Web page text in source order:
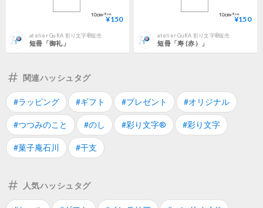
¥150
atelier GuRA 彩り文字®販売
短冊「御礼」
¥150
atelier GuRA 彩り文字®販売
短冊「寿 (赤）」
関連ハッシュタグ
#ラッピング #ギフト #プレゼント #オリジナル
#つつみのこと #のし #彩り文字® #彩り文字
#菓子庵石川 #干支
人気ハッシュタグ